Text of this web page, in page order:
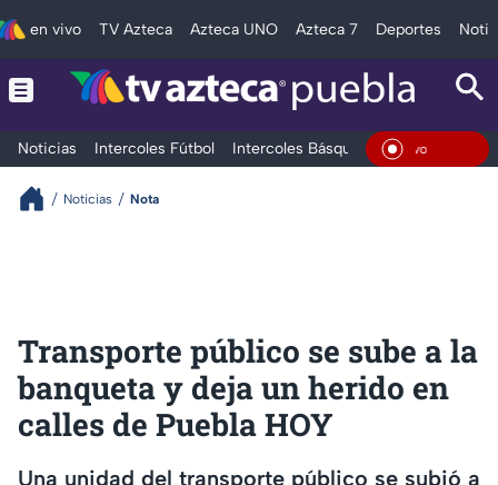
en vivo TV Azteca Azteca UNO Azteca 7 Deportes
Noticias Intercoles Fútbol Intercoles Básquetbol DeportesEn
Noticias Nota
Transporte público se sube a la
banqueta y deja un herido en
calles de Puebla HOY
Una unidad del transporte público se subió a